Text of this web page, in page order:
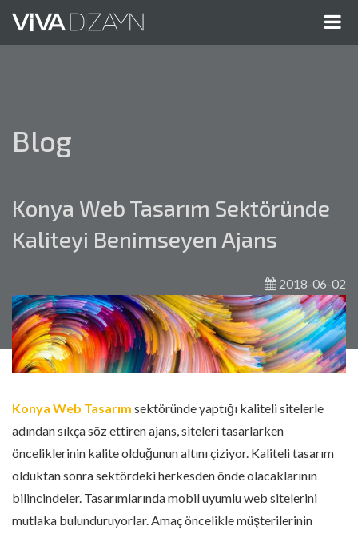
Blog
Konya Web Tasarım Sektöründe
Kaliteyi Benimseyen Ajans
2018-06-02
Konya Web Tasarım sektöründe yaptığı kaliteli sitelerle
adından sıkça söz ettiren ajans, siteleri tasarlarken
önceliklerinin kalite olduğunun altını çiziyor. Kaliteli tasarım
olduktan sonra sektördeki herkesden önde olacaklarının
bilincindeler. Tasarımlarında mobil uyumlu web sitelerini
mutlaka bulunduruyorlar. Amaç öncelikle müşterilerinin